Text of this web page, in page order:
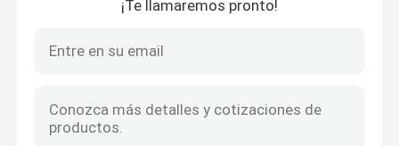
¡Te llamaremos pronto!